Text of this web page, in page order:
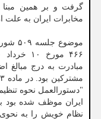
گرفت و بر همین
مخابرات ایران به علت
مبادرت به درج مبالغ
"دستورالعمل نحوه
ایران موظف شده بود
نظام خویش را به نحوی